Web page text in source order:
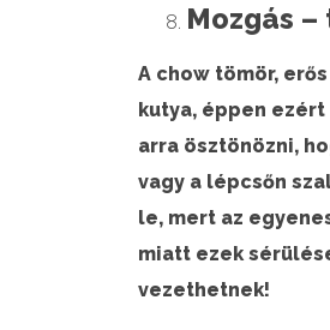
Mozgás
A chow tömör,
kutya, éppen ezért
arra ösztönözni,
vagy a lépcsőn
le, mert az
miatt ezek
vezethetnek!